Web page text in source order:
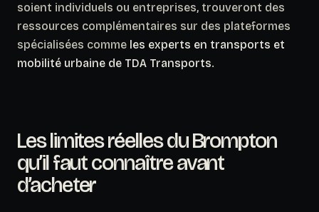
soient individuels ou entreprises, trouveront des
ressources complémentaires sur des plateformes
spécialisées comme les experts en transports et
mobilité urbaine de TDA Transports.
Les limites réelles du Brompton
qu’il faut connaître avant
d’acheter